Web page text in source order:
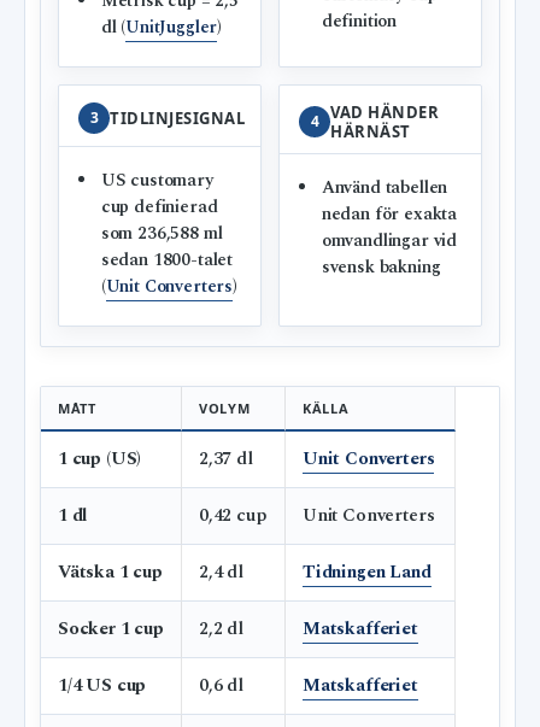
dl (UnitJuggler)
definition
3 TIDLINJESIGNAL
US customary
cup definierad
som 236,588 ml
sedan 1800-talet
(Unit Converters)
4 VAD HÄNDER
HÄRNÄST
Använd tabellen
nedan för exakta
omvandlingar vid
svensk bakning
MÅTT VOLYM KÄLLA
1 cup (US) 2,37 dl Unit Converters
1 dl 0,42 cup Unit Converters
Vätska 1 cup 2,4 dl Tidningen Land
Socker 1 cup 2,2 dl Matskafferiet
1/4 US cup 0,6 dl Matskafferiet